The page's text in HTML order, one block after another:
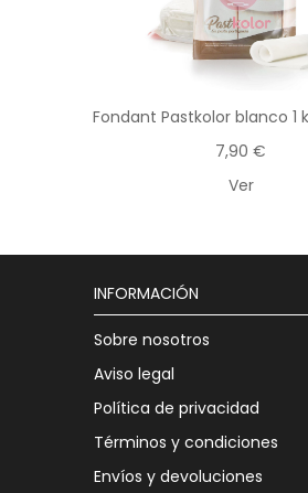
Fondant Pastkolor blanco 1
7,90 €
Ver
INFORMACIÓN
Sobre nosotros
Aviso legal
Política de privacidad
Términos y condiciones
Envíos y devoluciones